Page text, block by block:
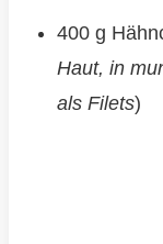
400 g
Haut, in
als Filets)